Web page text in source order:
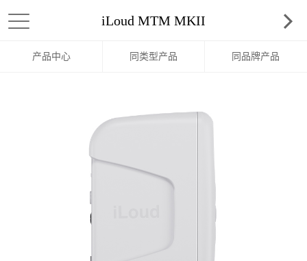
iLoud MTM MKII
产品中心 同类型产品 同品牌产品